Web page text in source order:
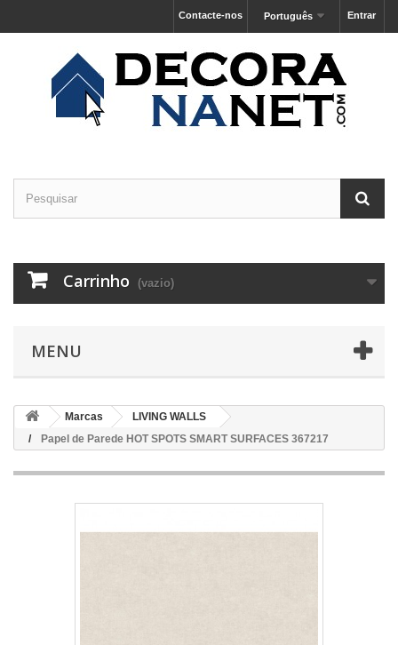
Entrar
Português
Contacte-nos
Carrinho (vazio)
MENU
Marcas
LIVING WALLS
Papel de Parede HOT SPOTS SMART SURFACES 367217